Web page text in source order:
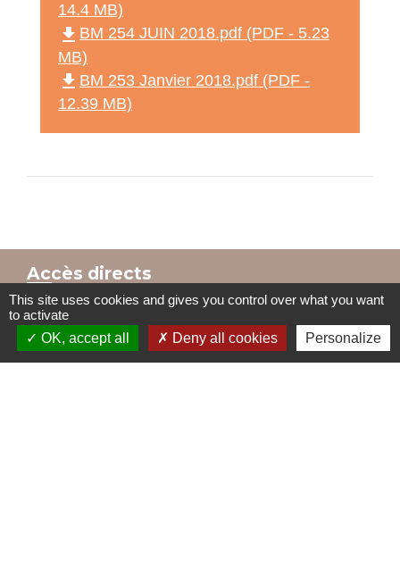
14.4 MB)
file_download BM 254 JUIN 2018.pdf (PDF - 5.23
MB)
file_download BM 253 Janvier 2018.pdf (PDF -
12.39 MB)
Accès directs
BULLETIN MUNICIPAL MENU CANTINE
This site uses cookies and gives you control over what you want
to activate
OK, accept all
Deny all cookies Personalize